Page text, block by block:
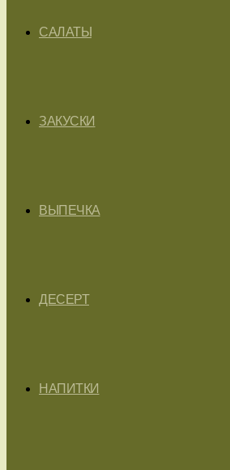
САЛАТЫ
ЗАКУСКИ
ВЫПЕЧКА
ДЕСЕРТ
НАПИТКИ